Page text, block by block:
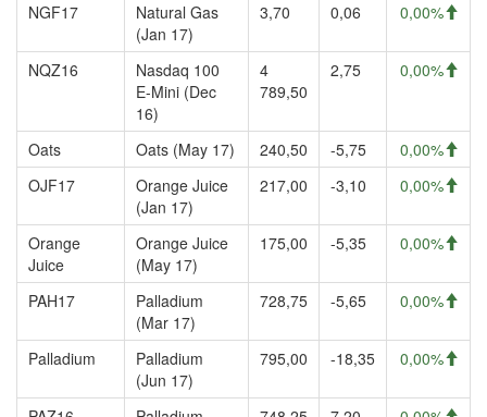
NGF17
Natural Gas
(Jan 17)
3,70 0,06 0,00%
NQZ16
Nasdaq 100
E-Mini (Dec
16)
4
789,50
2,75 0,00%
Oats Oats (May 17) 240,50 -5,75
0,00%
OJF17
Orange Juice
(Jan 17)
217,00 -3,10 0,00%
Orange
Juice
Orange Juice
(May 17)
175,00 -5,35 0,00%
PAH17
Palladium
(Mar 17)
728,75 -5,65 0,00%
Palladium
Palladium
(Jun 17)
795,00 -18,35 0,00%